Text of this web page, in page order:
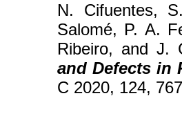
N. Cifuentes,
Salomé, P. A.
Ribeiro, and J.
and Defects in
C 2020, 124,